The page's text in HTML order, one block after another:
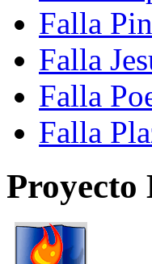
Falla
Falla
Falla
Falla
Proyecto